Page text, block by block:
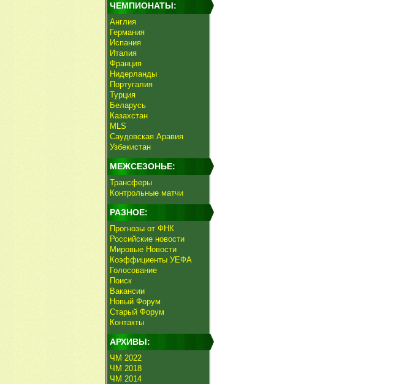
ЧЕМПИОНАТЫ:
Англия
Германия
Испания
Италия
Франция
Нидерланды
Португалия
Турция
Беларусь
Казахстан
MLS
Саудовская Аравия
Узбекистан
МЕЖСЕЗОНЬЕ:
Трансферы
Контрольные матчи
РАЗНОЕ:
Прогнозы от ФНК
Российские новости
Мировые Новости
Коэффициенты УЕФА
Голосование
Поиск
Вакансии
Новый Форум
Старый Форум
Контакты
АРХИВЫ:
ЧМ 2022
ЧМ 2018
ЧМ 2014